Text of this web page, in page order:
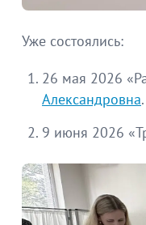
Уже состоялись:
26 мая 2026
Александровна.
9 июня 2026